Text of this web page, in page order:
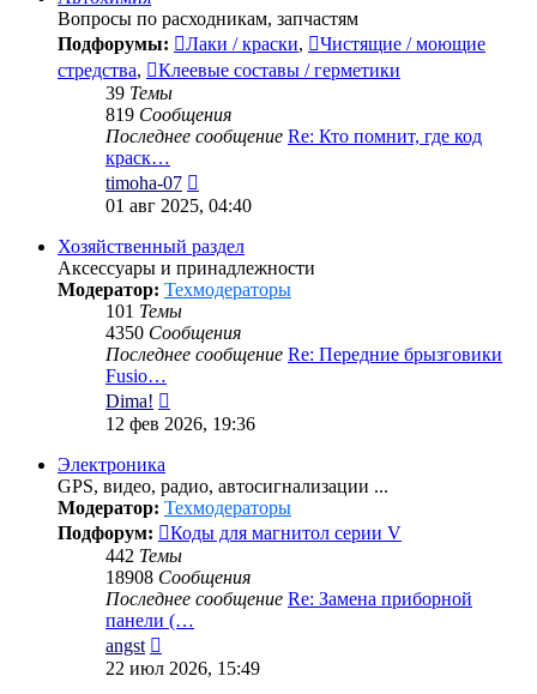
Вопросы по расходникам, запчастям
Подфорумы:
Лаки / краски,
Чистящие / моющие
стредства,
Клеевые составы / герметики
39 Темы
819 Сообщения
Последнее сообщение Re: Кто помнит, где код
краск…
timoha-07
сообщению
01 авг 2025, 04:40
Хозяйственный раздел
Аксессуары и принадлежности
Модератор: Техмодераторы
101 Темы
4350 Сообщения
Последнее сообщение Re: Передние брызговики
Fusio…
Dima!
к
12 фев 2026, 19:36
Электроника
GPS, видео, радио, автосигнализации ...
Модератор: Техмодераторы
Подфорум:
Коды для магнитол серии V
442 Темы
18908 Сообщения
Последнее сообщение Re: Замена приборной
панели (…
angst
к
22 июл 2026, 15:49